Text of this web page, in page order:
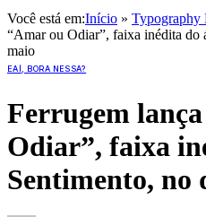
Você está em:Início » Typography
“Amar ou Odiar”, faixa inédita do
maio
EAÍ, BORA NESSA?
Ferrugem
Odiar”, faixa
Sentimento, no